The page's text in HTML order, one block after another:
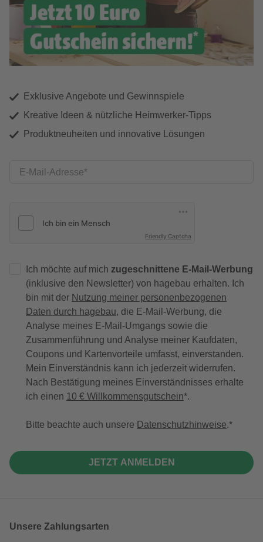
Exklusive Angebote und Gewinnspiele
Kreative Ideen & nützliche Heimwerker-Tipps
Produktneuheiten und innovative Lösungen
E-Mail-Adresse
Friendly Captcha
Ich möchte auf mich zugeschnittene E-Mail-Werbung
(inklusive den Newsletter) von hagebau erhalten. Ich
bin mit der Nutzung meiner personenbezogenen
Daten durch hagebau, die E-Mail-Werbung, die
Analyse meines E-Mail-Umgangs sowie die
Zusammenführung und Analyse meiner Kaufdaten,
Coupons und Kartenvorteile umfasst, einverstanden.
Mein Einverständnis kann ich jederzeit widerrufen.
Nach Bestätigung meines Einverständnisses erhalte
ich einen 10 € Willkommensgutschein*.
Bitte beachte auch unsere Datenschutzhinweise.
JETZT ANMELDEN
Unsere Zahlungsarten